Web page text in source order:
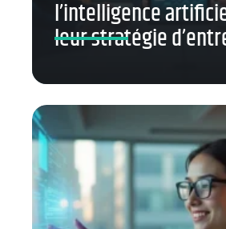
l’intelligence
leur stratégie